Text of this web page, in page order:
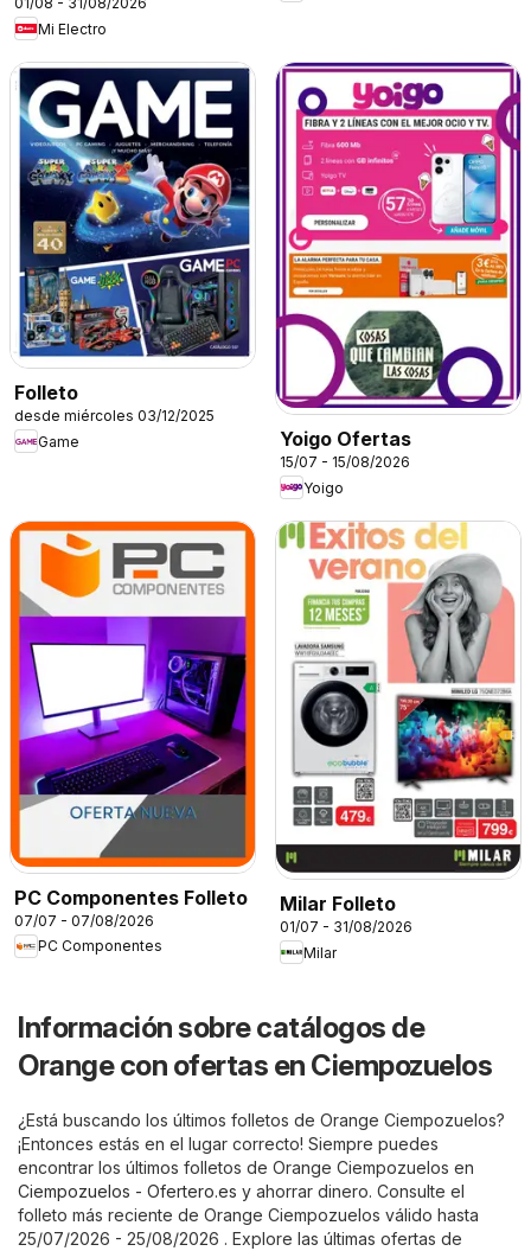
Mi Electro
Folleto
desde miércoles 03/12/2025
Game
Yoigo Ofertas
15/07 - 15/08/2026
Yoigo
PC Componentes Folleto
07/07 - 07/08/2026
PC Componentes
Milar Folleto
01/07 - 31/08/2026
Milar
Información sobre catálogos de
Orange con ofertas en Ciempozuelos
¿Está buscando los últimos folletos de Orange Ciempozuelos?
¡Entonces estás en el lugar correcto! Siempre puedes
encontrar los últimos folletos de Orange Ciempozuelos en
Ciempozuelos - Ofertero.es y ahorrar dinero. Consulte el
folleto más reciente de Orange Ciempozuelos válido hasta
25/07/2026 - 25/08/2026 . Explore las últimas ofertas de